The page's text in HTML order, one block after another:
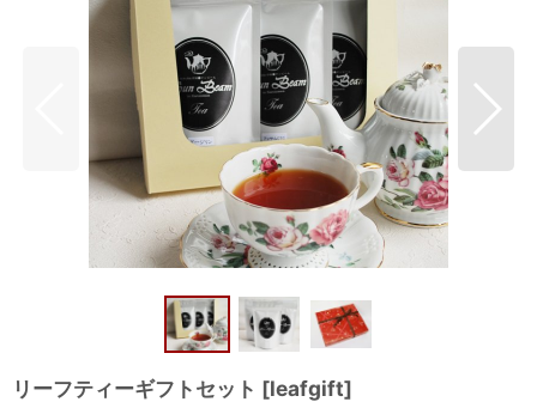
リーフティーギフトセット [leafgift]